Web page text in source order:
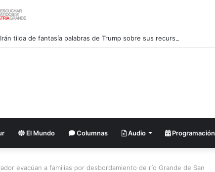
Irán tilda de fantasía palabras de Trump sobre sus recursos
El Mundo Columnas Audio Programación
evacúan a familias por desbordamiento de río Grande de San